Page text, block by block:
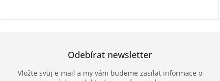
Odebírat newsletter
Vložte svůj e-mail a my vám budeme zasílat informace o